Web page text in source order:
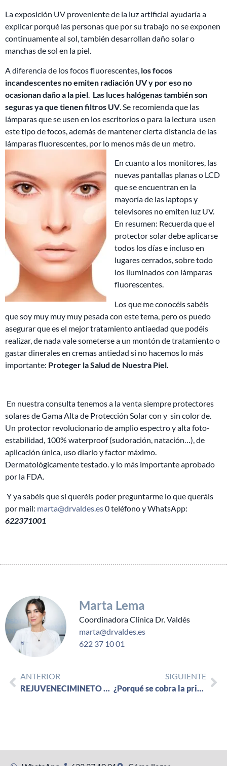
La exposición UV proveniente de la luz artificial ayudaría a
explicar porqué las personas que por su trabajo no se exponen
continuamente al sol, también desarrollan daño solar o
manchas de sol en la piel.
A diferencia de los focos fluorescentes, los focos
incandescentes no emiten radiación UV y por eso no
ocasionan daño a la piel Las luces halógenas también son
seguras ya que tienen filtros UV. Se recomienda que las
lámparas que se usen en los escritorios o para la lectura usen
este tipo de focos, además de mantener cierta distancia de las
lámparas fluorescentes, por lo menos más de un metro.
En cuanto a los monitores, las
nuevas pantallas planas o LCD
que se encuentran en la
mayoría de las laptops y
televisores no emiten luz UV.
En resumen: Recuerda que el
protector solar debe aplicarse
todos los días e incluso en
lugares cerrados, sobre todo
los iluminados con lámparas
fluorescentes.
Los que me conocéis sabéis
que soy muy muy muy pesada con este tema, pero os puedo
asegurar que es el mejor tratamiento antiaedad que podéis
realizar, de nada vale someterse a un montón de tratamiento o
gastar dinerales en cremas antiedad si no hacemos lo más
importante: Proteger la Salud de Nuestra Piel.
En nuestra consulta tenemos a la venta siempre protectores
solares de Gama Alta de Protección Solar con y sin color de.
Un protector revolucionario de amplio espectro y alta foto-
estabilidad, 100% waterproof (sudoración, natación…), de
aplicación única, uso diario y factor máximo.
Dermatológicamente testado. y lo más importante aprobado
por la FDA.
Y ya sabéis que si queréis poder preguntarme lo que queráis
por mail: marta@drvaldes.es0 teléfono y WhatsApp:
622371001
Marta Lema
Coordinadora Clínica Dr. Valdés
marta@drvaldes.es
622 37 10 01
ANTERIOR
REJUVENECIMINETO Y EMBELLECIMIETO GENITAL FEMENINO
SIGUIENTE
¿Porqué se cobra la primera consulta de cirugía estética?